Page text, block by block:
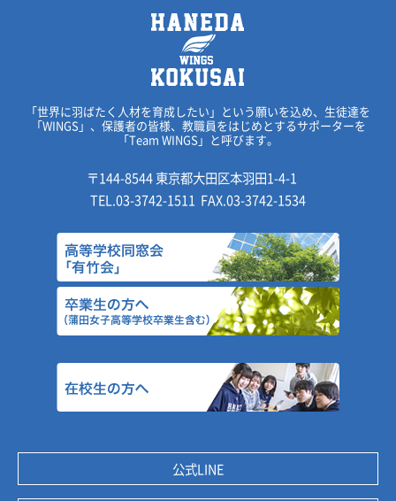
「世界に羽ばたく人材を育成したい」という願いを込め、 生徒達を
「WINGS」、保護者の皆様、教職員をはじめとするサポーターを
「Team WINGS」と呼びます。
〒144-8544 東京都大田区本羽田1-4-1
TEL.03-3742-1511 FAX.03-3742-1534
公式LINE